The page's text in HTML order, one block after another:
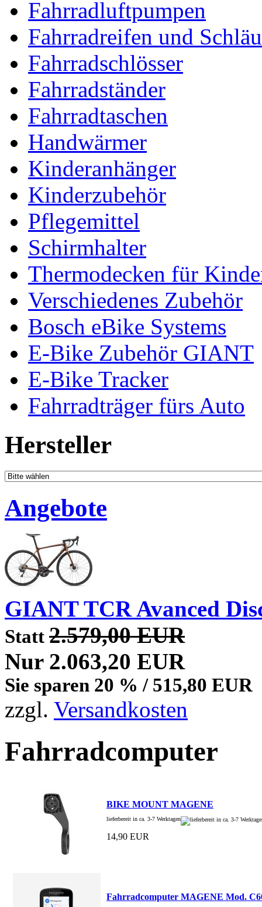
Fahrradluftpumpen
Fahrradreifen und
Fahrradschlösser
Fahrradständer
Fahrradtaschen
Handwärmer
Kinderanhänger
Kinderzubehör
Pflegemittel
Schirmhalter
Thermodecken für
Verschiedenes Zubehör
Bosch eBike Systems
E-Bike Zubehör GIANT
E-Bike Tracker
Fahrradträger fürs Auto
Hersteller
Angebote
GIANT TCR Avanced
Statt 2.579,00 EUR
Nur 2.063,20 EUR
Sie sparen 20 % / 515,80 EUR
zzgl. Versandkosten
Fahrradcomputer
BIKE MOUNT MAGENE
lieferbereit in ca. 3-7 Werktagen
14,90 EUR
Fahrradcomputer MAGENE Mod.